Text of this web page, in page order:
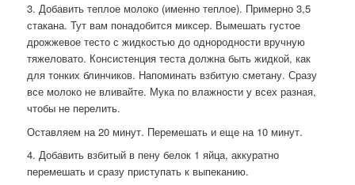
3. Добавить теплое молоко (именно теплое). Примерно 3,5
стакана. Тут вам понадобится миксер. Вымешать густое
дрожжевое тесто с жидкостью до однородности вручную
тяжеловато. Консистенция теста должна быть жидкой, как
для тонких блинчиков. Напоминать взбитую сметану. Сразу
все молоко не вливайте. Мука по влажности у всех разная,
чтобы не перелить.
Оставляем на 20 минут. Перемешать и еще на 10 минут.
4. Добавить взбитый в пену белок 1 яйца, аккуратно
перемешать и сразу приступать к выпеканию.